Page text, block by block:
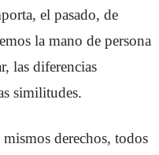
el pasado, de
la mano de persona
las diferencias
similitudes.
derechos, todos